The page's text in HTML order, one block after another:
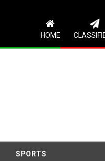
HOME
SPORTS